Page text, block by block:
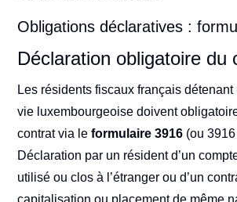
Obligations déclaratives :
Déclaration obligatoire du
Les résidents fiscaux français
vie luxembourgeoise doivent
contrat via leformulaire 3916 (ou
Déclaration par un résident d’un
utilisé ou clos à l’étranger ou d’un
capitalisation ou placement de même